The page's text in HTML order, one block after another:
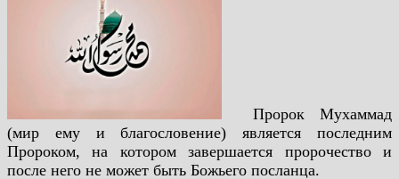
Пророк Мухаммад
(мир ему и благословение) является последним
Пророком, на котором завершается пророчество и
после него не может быть Божьего посланца.